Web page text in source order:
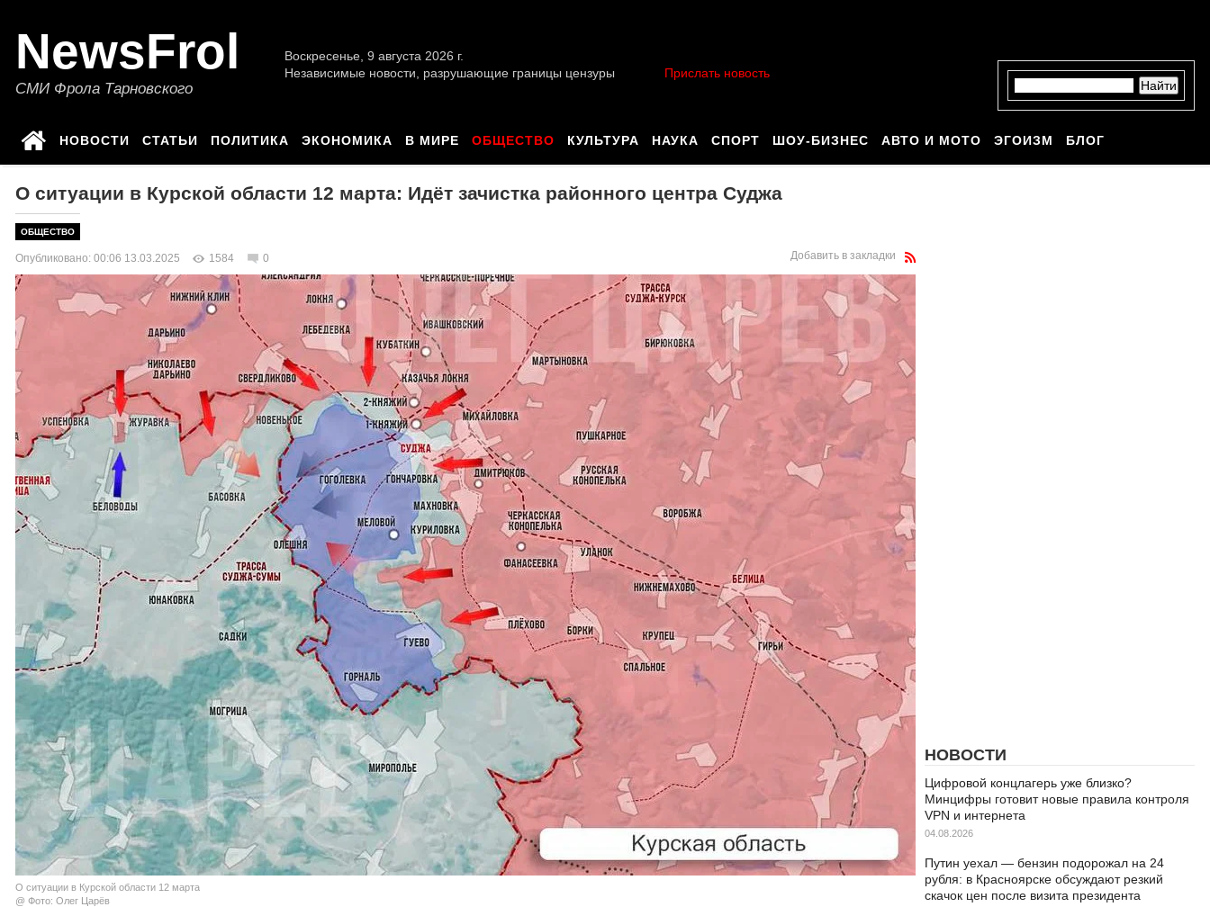
NewsFrol
СМИ Фрола Тарновского
Воскресенье, 9 августа 2026 г.
Независимые новости, разрушающие границы цензуры
Прислать новость
НОВОСТИ СТАТЬИ ПОЛИТИКА ЭКОНОМИКА В МИРЕ ОБЩЕСТВО КУЛЬТУРА НАУКА СПОРТ ШОУ-БИЗНЕС АВТО И МОТО ЭГОИЗМ БЛОГ
О ситуации в Курской области 12 марта: Идёт зачистка районного центра Суджа
ОБЩЕСТВО
Опубликовано: 00:06 13.03.2025 1584 0 Добавить в закладки
О ситуации в Курской области 12 марта
@ Фото: Олег Царёв
НОВОСТИ
Цифровой концлагерь уже близко?
Минцифры готовит новые правила контроля
VPN и интернета
04.08.2026
Путин уехал — бензин подорожал на 24
рубля: в Красноярске обсуждают резкий
скачок цен после визита президента